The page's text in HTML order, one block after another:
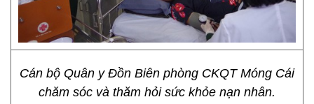
Cán bộ Quân y Đồn Biên phòng CKQT Móng Cái
chăm sóc và thăm hỏi sức khỏe nạn nhân.